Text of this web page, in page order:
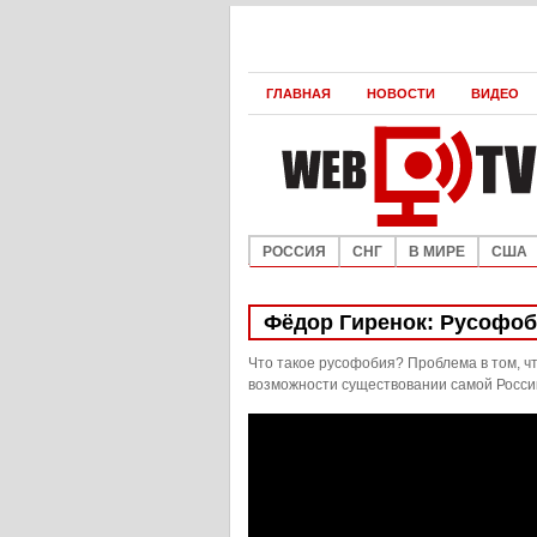
ГЛАВНАЯ НОВОСТИ ВИДЕО
РОССИЯ СНГ В МИРЕ США
Фёдор Гиренок:
Что такое русофобия? Проблема в том,
возможности существовании самой